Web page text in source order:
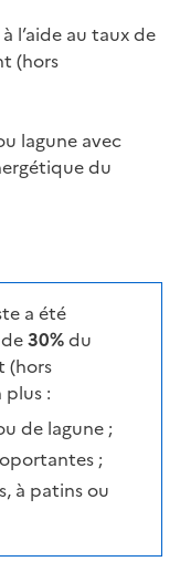
l’aide au taux de
(hors
lagune avec
du
a été
30%du
(hors
:
de lagune ;
;
à patins ou